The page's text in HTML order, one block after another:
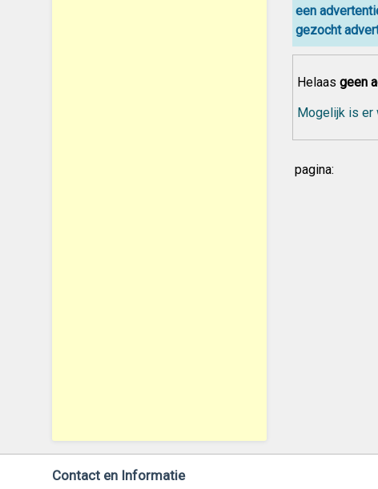
een
gezocht
Helaas geen
Mogelijk is er
pagina:
Contact en Informatie